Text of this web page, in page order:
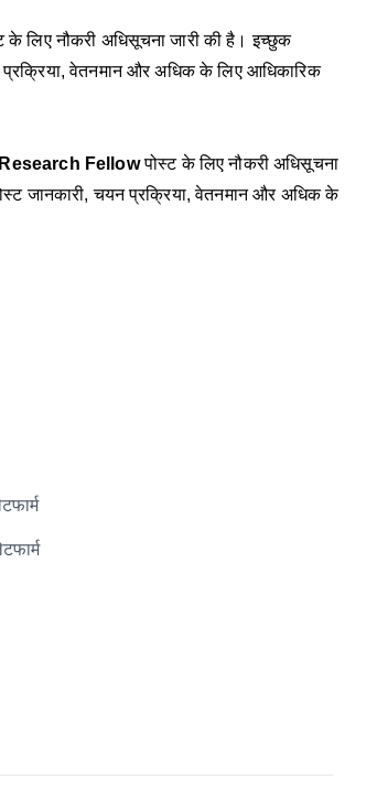
के लिए नौकरी अधिसूचना जारी की है। इच्छुक
वेतनमान और अधिक के लिए आधिकारिक
Fellowपोस्ट के लिए नौकरी अधिसूचना
जानकारी, चयन प्रक्रिया, वेतनमान और अधिक के